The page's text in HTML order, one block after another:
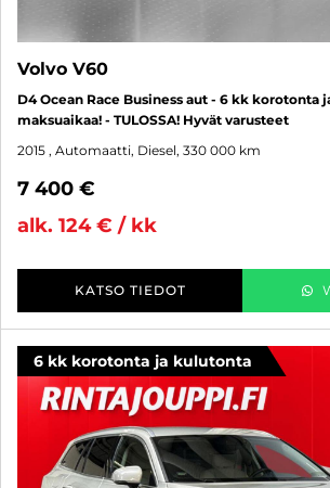
Volvo V60
D4 Ocean Race Business aut - 6 kk korotonta
maksuaikaa! - TULOSSA! Hyvät varusteet
2015 , Automaatti, Diesel, 330 000 km
7 400 €
alk. 124 € / kk
KATSO TIEDOT
6 kk korotonta ja kulutonta